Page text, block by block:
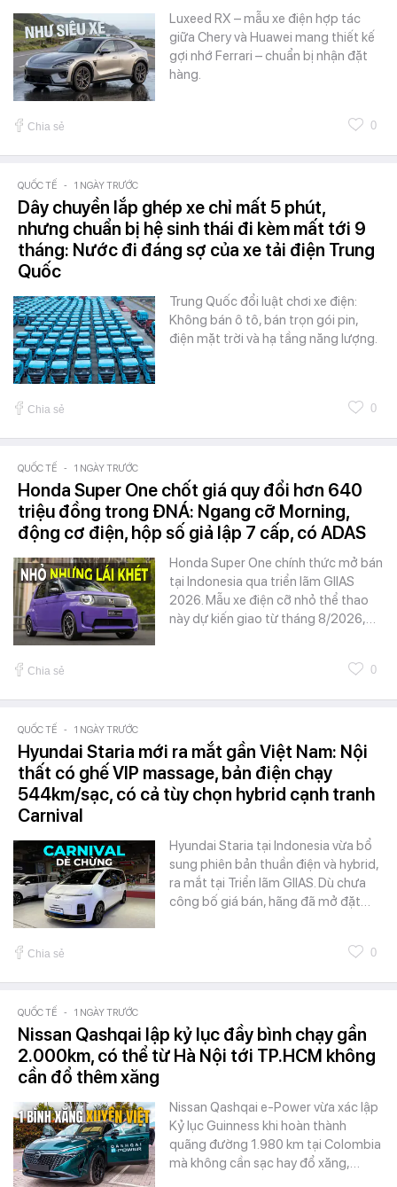
Luxeed RX – mẫu xe điện hợp tác
giữa Chery và Huawei mang thiết kế
gợi nhớ Ferrari – chuẩn bị nhận đặt
hàng.
Chia sẻ 0
QUỐC TẾ - 1 NGÀY TRƯỚC
Dây chuyền lắp ghép xe chỉ mất 5 phút,
nhưng chuẩn bị hệ sinh thái đi kèm mất tới 9
tháng: Nước đi đáng sợ của xe tải điện Trung
Quốc
Trung Quốc đổi luật chơi xe điện:
Không bán ô tô, bán trọn gói pin,
điện mặt trời và hạ tầng năng lượng.
Chia sẻ 0
QUỐC TẾ - 1 NGÀY TRƯỚC
Honda Super One chốt giá quy đổi hơn 640
triệu đồng trong ĐNÁ: Ngang cỡ Morning,
động cơ điện, hộp số giả lập 7 cấp, có ADAS
Honda Super One chính thức mở bán
tại Indonesia qua triển lãm GIIAS
2026. Mẫu xe điện cỡ nhỏ thể thao
này dự kiến giao từ tháng 8/2026,…
Chia sẻ 0
QUỐC TẾ - 1 NGÀY TRƯỚC
Hyundai Staria mới ra mắt gần Việt Nam: Nội
thất có ghế VIP massage, bản điện chạy
544km/sạc, có cả tùy chọn hybrid cạnh tranh
Carnival
Hyundai Staria tại Indonesia vừa bổ
sung phiên bản thuần điện và hybrid,
ra mắt tại Triển lãm GIIAS. Dù chưa
công bố giá bán, hãng đã mở đặt…
Chia sẻ 0
QUỐC TẾ - 1 NGÀY TRƯỚC
Nissan Qashqai lập kỷ lục đầy bình chạy gần
2.000km, có thể từ Hà Nội tới TP.HCM không
cần đổ thêm xăng
Nissan Qashqai e-Power vừa xác lập
Kỷ lục Guinness khi hoàn thành
quãng đường 1.980 km tại Colombia
mà không cần sạc hay đổ xăng,…